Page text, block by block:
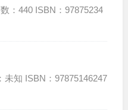
：440 ISBN：97875234
知 ISBN：97875146247